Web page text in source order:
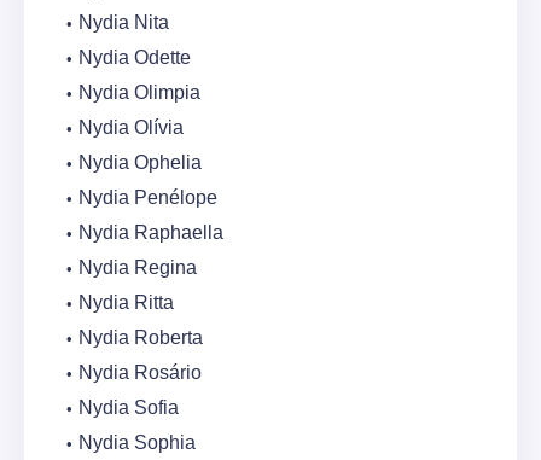
Nydia Nita
Nydia Odette
Nydia Olimpia
Nydia Olívia
Nydia Ophelia
Nydia Penélope
Nydia Raphaella
Nydia Regina
Nydia Ritta
Nydia Roberta
Nydia Rosário
Nydia Sofia
Nydia Sophia